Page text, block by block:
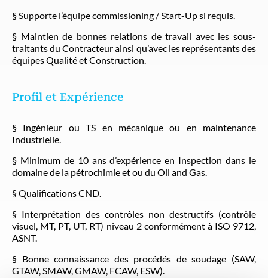
§ Supporte l’équipe commissioning / Start-Up si requis.
§ Maintien de bonnes relations de travail avec les sous-
traitants du Contracteur ainsi qu’avec les représentants des
équipes Qualité et Construction.
Profil et Expérience
§ Ingénieur ou TS en mécanique ou en maintenance
Industrielle.
§ Minimum de 10 ans d’expérience en Inspection dans le
domaine de la pétrochimie et ou du Oil and Gas.
§ Qualifications CND.
§ Interprétation des contrôles non destructifs (contrôle
visuel, MT, PT, UT, RT) niveau 2 conformément à ISO 9712,
ASNT.
§ Bonne connaissance des procédés de soudage (SAW,
GTAW, SMAW, GMAW, FCAW, ESW).